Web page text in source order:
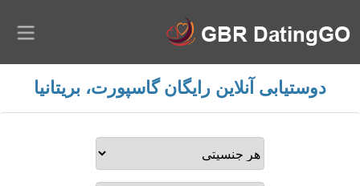
دوستیابی آنلاین رایگان گاسپورت، بریتانیا